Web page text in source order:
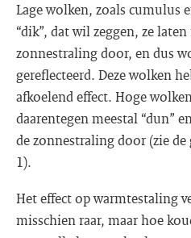
Lage wolken, zoals cumulus
“dik”, dat wil zeggen, ze
zonnestraling door, en dus
gereflecteerd. Deze wolken
afkoelend effect. Hoge
daarentegen meestal “dun”
de zonnestraling door (zie
1).
Het effect op warmtestaling
misschien raar, maar hoe